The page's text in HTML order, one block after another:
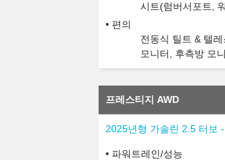
시트(럼버서포트,
편의
전동식 틸트 & 텔
모니터, 후측방 모
프레스티지 AWD
2025년형 가솔린 2.5 터보
파워트레인/성능